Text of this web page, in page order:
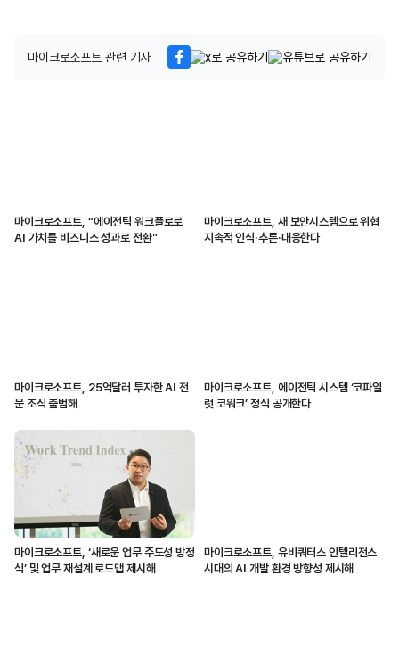
마이크로소프트 관련 기사
마이크로소프트, “에이전틱 워크플로로
AI 가치를 비즈니스 성과로 전환”
마이크로소프트, 새 보안시스템으로 위협
지속적 인식·추론·대응한다
마이크로소프트, 25억달러 투자한 AI 전
문 조직 출범해
마이크로소프트, 에이전틱 시스템 ‘코파일
럿 코워크’ 정식 공개한다
마이크로소프트, ‘새로운 업무 주도성 방정
식’ 및 업무 재설계 로드맵 제시해
마이크로소프트, 유비쿼터스 인텔리전스
시대의 AI 개발 환경 방향성 제시해